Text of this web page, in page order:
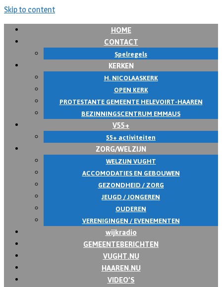
Skip to content
HOME
CONTACT
Spelregels
KERKEN
H. NICOLAASKERK
OPEN KERK
PROTESTANTE GEMEENTE HELEVOIRT-HAAREN
BEZINNINGSCENTRUM EMMAUS
V55+
55+ activiteiten
ZORG/WELZIJN
WELZIJN VUGHT
ACCOMODATIES EN GEBOUWEN
GEZONDHEID / ZORG
JEUGD / JONGEREN
OUDEREN
VERENIGINGEN / EVENEMENTEN
wijkradio
GEMEENTEBERICHTEN
VUGHT.NU
HAAREN.NU
VIDEO’S